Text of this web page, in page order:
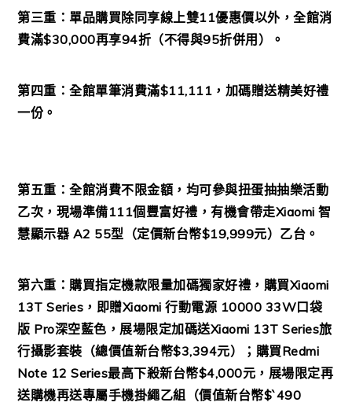
第三重：單品購買除同享線上雙11優惠價以外，全館消
費滿$30,000再享94折（不得與95折併用）。
第四重：全館單筆消費滿$11,111，加碼贈送精美好禮
一份。
第五重：全館消費不限金額，均可參與扭蛋抽抽樂活動
乙次，現場準備111個豐富好禮，有機會帶走Xiaomi 智
慧顯示器 A2 55型（定價新台幣$19,999元）乙台。
第六重：購買指定機款限量加碼獨家好禮，購買Xiaomi
13T Series，即贈Xiaomi 行動電源 10000 33W口袋
版 Pro深空藍色，展場限定加碼送Xiaomi 13T Series旅
行攝影套裝（總價值新台幣$3,394元）；購買Redmi
Note 12 Series最高下殺新台幣$4,000元，展場限定再
送購機再送專屬手機掛繩乙組（價值新台幣$ˋ490